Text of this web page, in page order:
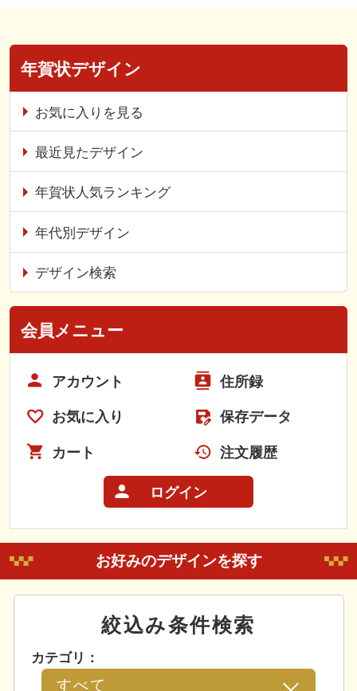
年賀状デザイン
お気に入りを見る
最近見たデザイン
年賀状人気ランキング
年代別デザイン
デザイン検索
会員メニュー
アカウント 住所録
お気に入り 保存データ
カート 注文履歴
ログイン
お好みのデザインを探す
絞込み条件検索
カテゴリ：